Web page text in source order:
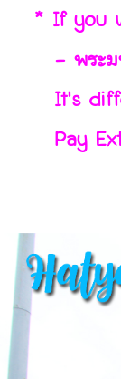
If you
พระมหา
Extra